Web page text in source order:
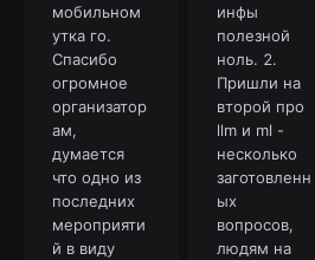
мобильном
утка го.
Спасибо
огромное
организатор
ам,
думается
что одно из
последних
мероприяти
й в виду
инфы
полезной
ноль. 2.
Пришли на
второй про
llm и ml -
несколько
заготовленн
ых
вопросов,
людям на